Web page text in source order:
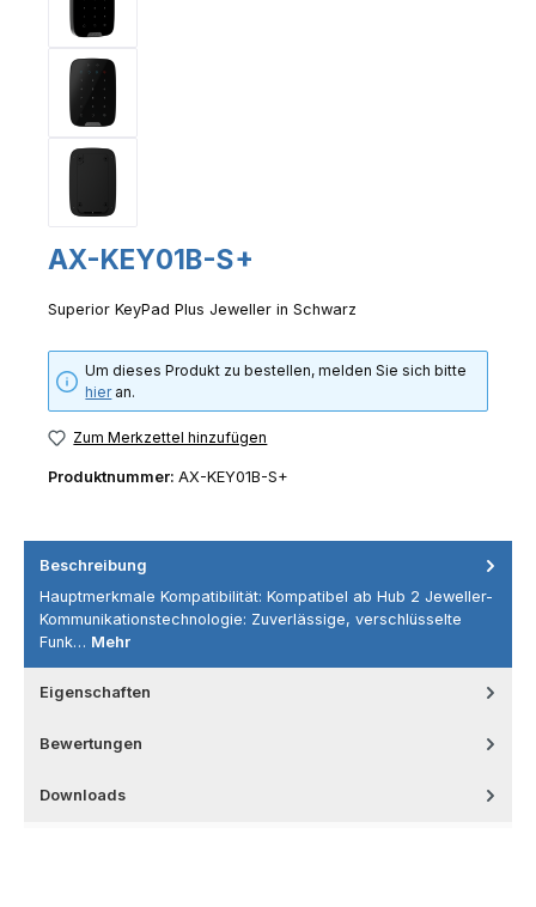
AX-KEY01B-S+
Superior KeyPad Plus Jeweller in Schwarz
Um dieses Produkt zu bestellen, melden Sie sich bitte
hieran.
Zum Merkzettel hinzufügen
Produktnummer: AX-KEY01B-S+
Beschreibung
Hauptmerkmale Kompatibilität: Kompatibel ab Hub 2 Jeweller-
Kommunikationstechnologie: Zuverlässige, verschlüsselte
Funk… Mehr
Eigenschaften
Bewertungen
Downloads